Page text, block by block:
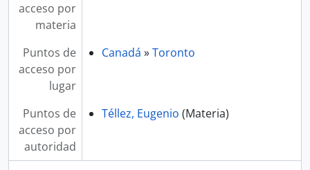
acceso por
materia
Puntos de
acceso por
lugar
Canadá »Toronto
Puntos de
acceso por
autoridad
Téllez, Eugenio (Materia)